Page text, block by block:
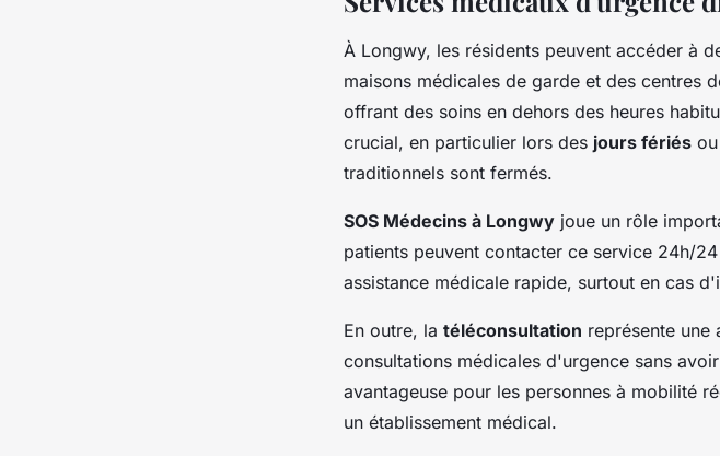
À Longwy, les résidents peuvent accéder à
maisons médicales de garde et des centres
offrant des soins en dehors des heures
crucial, en particulier lors des jours fériés
traditionnels sont fermés.
SOS Médecins à Longwy joue un rôle
patients peuvent contacter ce service 24h/
assistance médicale rapide, surtout en cas
En outre, la téléconsultation représente une
consultations médicales d'urgence sans
avantageuse pour les personnes à mobilité
un établissement médical.